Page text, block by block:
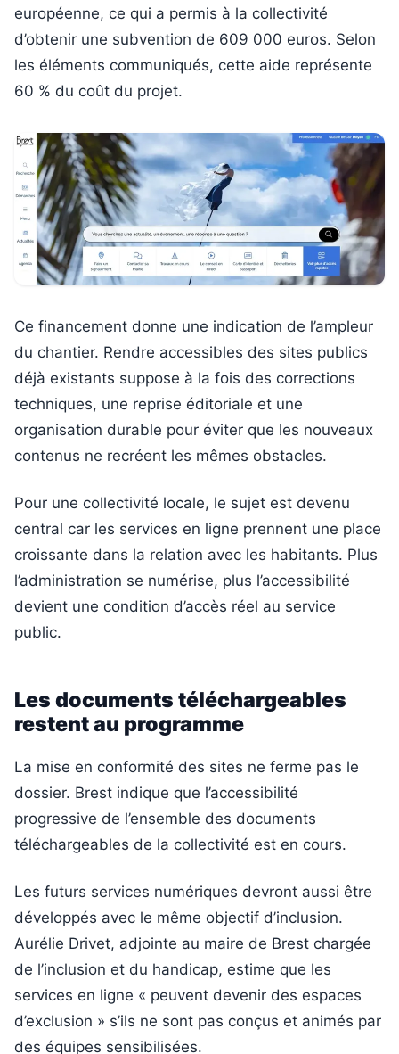
européenne, ce qui a permis à la collectivité
d’obtenir une subvention de 609 000 euros. Selon
les éléments communiqués, cette aide représente
60 % du coût du projet.
Ce financement donne une indication de l’ampleur
du chantier. Rendre accessibles des sites publics
déjà existants suppose à la fois des corrections
techniques, une reprise éditoriale et une
organisation durable pour éviter que les nouveaux
contenus ne recréent les mêmes obstacles.
Pour une collectivité locale, le sujet est devenu
central car les services en ligne prennent une place
croissante dans la relation avec les habitants. Plus
l’administration se numérise, plus l’accessibilité
devient une condition d’accès réel au service
public.
Les documents téléchargeables
restent au programme
La mise en conformité des sites ne ferme pas le
dossier. Brest indique que l’accessibilité
progressive de l’ensemble des documents
téléchargeables de la collectivité est en cours.
Les futurs services numériques devront aussi être
développés avec le même objectif d’inclusion.
Aurélie Drivet, adjointe au maire de Brest chargée
de l’inclusion et du handicap, estime que les
services en ligne « peuvent devenir des espaces
d’exclusion » s’ils ne sont pas conçus et animés par
des équipes sensibilisées.